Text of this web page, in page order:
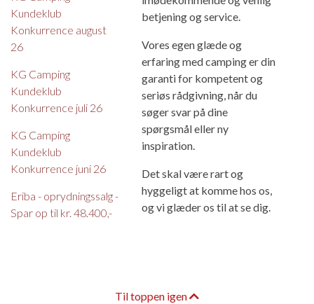
Kundeklub
Konkurrence august
26
KG Camping
Kundeklub
Konkurrence juli 26
KG Camping
Kundeklub
Konkurrence juni 26
Eriba - oprydningssalg -
Spar op til kr. 48.400,-
betjening og service.
Vores egen glæde og
erfaring med camping er din
garanti for kompetent og
seriøs rådgivning, når du
søger svar på dine
spørgsmål eller ny
inspiration.
Det skal være rart og
hyggeligt at komme hos os,
og vi glæder os til at se dig.
Til toppen igen